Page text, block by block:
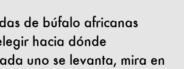
de búfalo africanas
hacia dónde
uno se levanta, mira en